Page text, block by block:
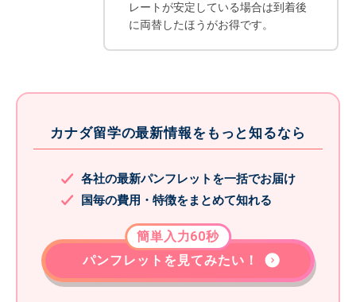
レートが安定している場合は到着後
に両替したほうがお得です。
カナダ留学の最新情報をもっと知るなら
各社の最新パンフレットを一括でお届け
国毎の費用・特徴をまとめて知れる
パンフレットを見てみたい！
簡単入力60秒